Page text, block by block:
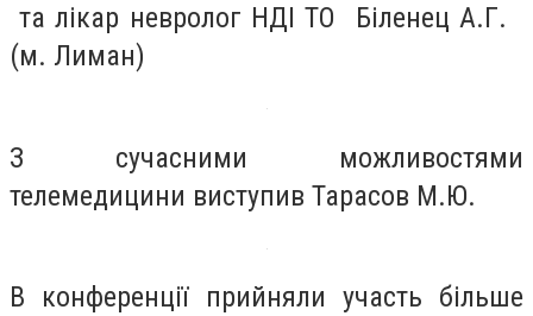
та лікар невролог НДІ ТО Біленец А.Г.
(м. Лиман)
З сучасними можливостями
телемедицини виступив Тарасов М.Ю.
В конференції прийняли участь більше